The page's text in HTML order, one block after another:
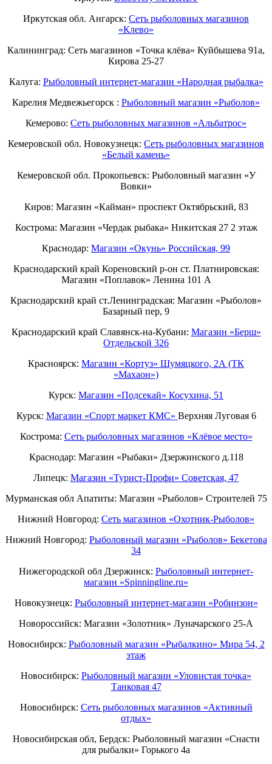
Иркутская обл. Ангарск: Сеть рыболовных магазинов
«Клево»
Калининград: Сеть магазинов «Точка клёва» Куйбышева 91а,
Кирова 25-27
Калуга: Рыболовный интернет-магазин «Народная рыбалка»
Карелия Медвежьегорск : Рыболовный магазин «Рыболов»
Кемерово: Сеть рыболовных магазинов «Альбатрос»
Кемеровской обл. Новокузнецк: Сеть рыболовных магазинов
«Белый камень»
Кемеровской обл. Прокопьевск: Рыболовный магазин «У
Вовки»
Киров: Магазин «Кайман» проспект Октябрьский, 83
Кострома: Магазин «Чердак рыбака» Никитская 27 2 этаж
Краснодар: Магазин «Окунь» Российская, 99
Краснодарский край Кореновский р-он ст. Платнировская:
Магазин «Поплавок» Ленина 101 А
Краснодарский край ст.Ленинградская: Магазин «Рыболов»
Базарный пер, 9
Краснодарский край Славянск-на-Кубани: Магазин «Берш»
Отдельской 326
Красноярск: Магазин «Кортуз» Шумяцкого, 2А (ТК
«Махаон»)
Курск: Магазин «Подсекай» Косухина, 51
Курск: Магазин «Спорт маркет КМС» Верхняя Луговая 6
Кострома: Сеть рыболовных магазинов «Клёвое место»
Краснодар: Магазин «Рыбаки» Дзержинского д.118
Липецк: Магазин «Турист-Профи» Советская, 47
Мурманская обл Апатиты: Магазин «Рыболов» Строителей 75
Нижний Новгород: Cеть магазинов «Охотник-Рыболов»
Нижний Новгород: Рыболовный магазин «Рыболов» Бекетова
34
Нижегородской обл Дзержинск: Рыболовный интернет-
магазин «Spinningline.ru»
Новокузнецк: Рыболовный интернет-магазин «Робинзон»
Новороссийск: Магазин «Золотник» Луначарского 25-А
Новосибирск: Рыболовный магазин «Рыбалкино» Мира 54, 2
этаж
Новосибирск: Рыболовный магазин «Уловистая точка»
Танковая 47
Новосибирск: Сеть рыболовных магазинов «Активный
отдых»
Новосибирская обл, Бердск: Рыболовный магазин «Снасти
для рыбалки» Горького 4а